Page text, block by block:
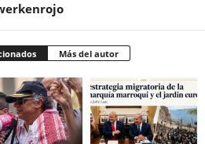
Más del autor